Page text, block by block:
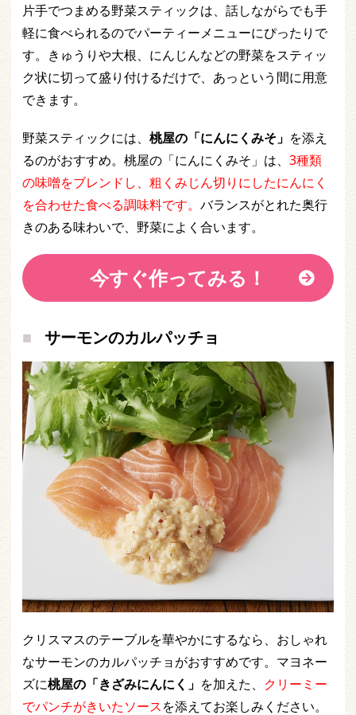
片手でつまめる野菜スティックは、話しながらでも手
軽に食べられるのでパーティーメニューにぴったりで
す。きゅうりや大根、にんじんなどの野菜をスティッ
ク状に切って盛り付けるだけで、あっという間に用意
できます。
野菜スティックには、 桃屋の「にんにくみそ」 を添え
るのがおすすめ。桃屋の「にんにくみそ」は、 3種類
の味噌をブレンドし、粗くみじん切りにしたにんにく
を合わせた食べる調味料です。 バランスがとれた奥行
きのある味わいで、野菜によく合います。
今すぐ作ってみる！
サーモンのカルパッチョ
クリスマスのテーブルを華やかにするなら、おしゃれ
なサーモンのカルパッチョがおすすめです。マヨネー
ズに桃屋の「きざみにんにく」 を加えた、 クリーミー
でパンチがきいたソースを添えてお楽しみください。